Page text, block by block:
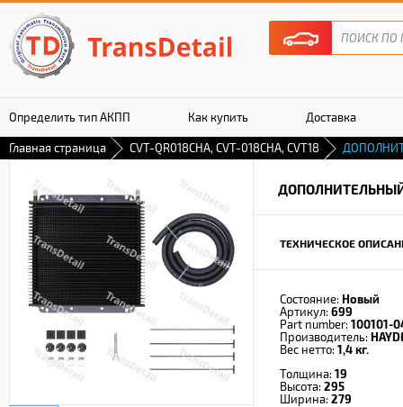
Определить тип АКПП Как купить Доставка
Гарантия
Главная страница CVT-QR018CHA, CVT-018CHA, CVT18
ТЕХНИЧЕСКОЕ
Состояние: Новый
Артикул: 699
Part number: 100101-
Производитель:
Вес нетто: 1,4 кг.
Толщина: 19
Высота: 295
Ширина: 279